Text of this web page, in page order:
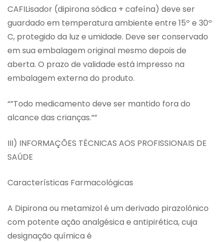
CAFILisador (dipirona sódica + cafeína) deve ser
guardado em temperatura ambiente entre 15º e 30º
C, protegido da luz e umidade. Deve ser conservado
em sua embalagem original mesmo depois de
aberta. O prazo de validade está impresso na
embalagem externa do produto.
“”Todo medicamento deve ser mantido fora do
alcance das crianças.””
III) INFORMAÇÕES TÉCNICAS AOS PROFISSIONAIS DE
SAÚDE
Características Farmacológicas
A Dipirona ou metamizol é um derivado pirazolônico
com potente ação analgésica e antipirética, cuja
designação química é